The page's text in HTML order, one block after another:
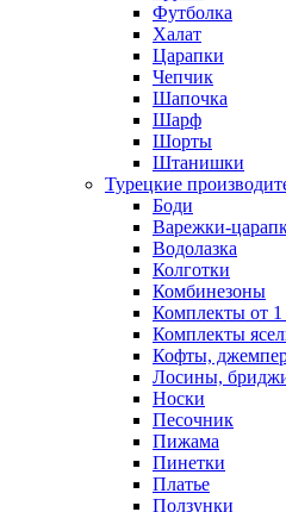
Футболка
Халат
Царапки
Чепчик
Шапочка
Шарф
Шорты
Штанишки
Турецкие
Боди
Варежки-
Водолазка
Колготки
Комбинезоны
Комплекты от 1
Комплекты
Кофты,
Лосины,
Носки
Песочник
Пижама
Пинетки
Платье
Ползунки